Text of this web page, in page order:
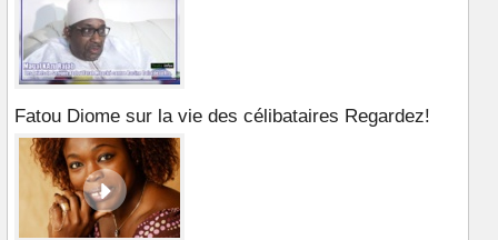
Fatou Diome sur la vie des célibataires Regardez!